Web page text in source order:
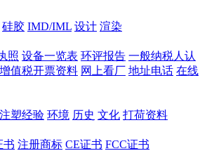
硅胶 IMD/IML 设计 渲染
照 设备一览表 环评报告 一般纳税人认
增值税开票资料 网上看厂 地址电话 在线
注塑经验 环境 历史 文化 打荷资料
书 注册商标 CE证书 FCC证书